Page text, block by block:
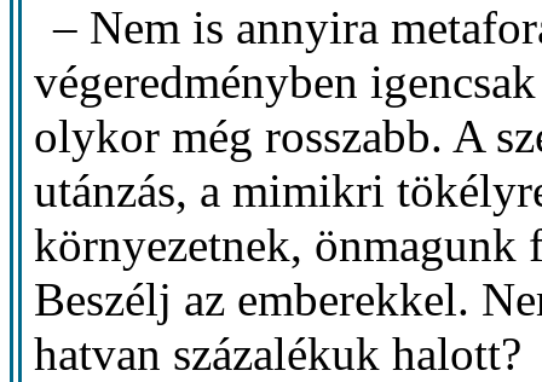
– Nem is annyira
végeredményben
olykor még rosszabb. A
utánzás, a mimikri
környezetnek,
Beszélj az emberekkel.
hatvan százalékuk halott?